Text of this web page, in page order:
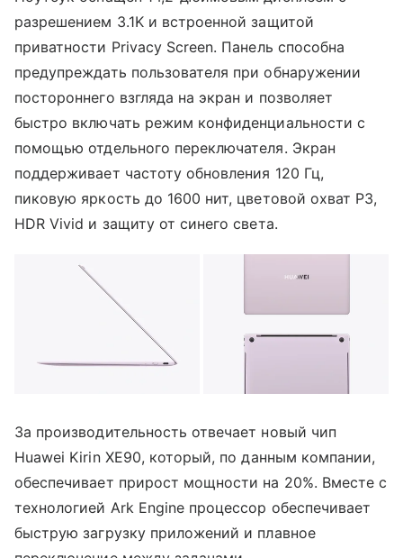
разрешением 3.1K и встроенной защитой
приватности Privacy Screen. Панель способна
предупреждать пользователя при обнаружении
постороннего взгляда на экран и позволяет
быстро включать режим конфиденциальности с
помощью отдельного переключателя. Экран
поддерживает частоту обновления 120 Гц,
пиковую яркость до 1600 нит, цветовой охват P3,
HDR Vivid и защиту от синего света.
За производительность отвечает новый чип
Huawei Kirin XE90, который, по данным компании,
обеспечивает прирост мощности на 20%. Вместе с
технологией Ark Engine процессор обеспечивает
быструю загрузку приложений и плавное